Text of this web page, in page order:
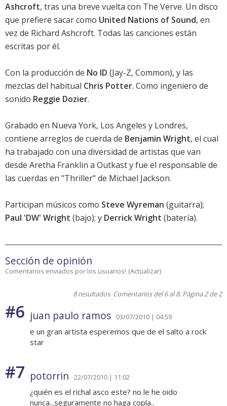
Ashcroft, tras una breve vuelta con The Verve. Un disco
que prefiere sacar como United Nations of Sound, en
vez de Richard Ashcroft. Todas las canciones están
escritas por él.
Con la producción de No ID (Jay-Z, Common), y las
mezclas del habitual Chris Potter. Como ingeniero de
sonido Reggie Dozier.
Grabado en Nueva York, Los Angeles y Londres,
contiene arreglos de cuerda de Benjamin Wright, el cual
ha trabajado con una diversidad de artistas que van
desde Aretha Franklin a Outkast y fue el responsable de
las cuerdas en "Thriller" de Michael Jackson.
Participan músicos como Steve Wyreman (guitarra);
Paul 'DW' Wright (bajo); y Derrick Wright (batería).
Sección de opinión
Comentarios enviados por los usuarios! (Actualizar)
8 resultados. Comentarios del 6 al 8. Página 2 de 2
#6 juan paulo ramos 03/07/2010 | 04:59
e un gran artista esperemos que de el salto a rock
star
#7 potorrin 22/07/2010 | 11:02
¿quién es el richal asco este? no le he oido
nunca...seguramente no haga copla..